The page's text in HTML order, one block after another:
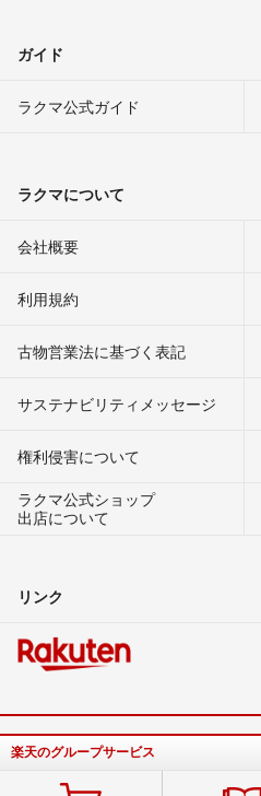
ガイド
ラクマ公式ガイド
ラクマについて
会社概要
利用規約
古物営業法に基づく表記
サステナビリティメッセージ
権利侵害について
ラクマ公式ショップ
出店について
リンク
楽天のグループサービス